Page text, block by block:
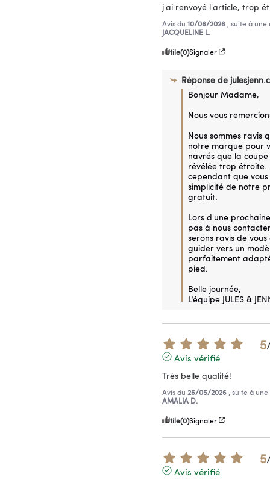
j'ai renvoyé l'article, trop
Avis du 10/06/2026 , suite à
JACQUELINE L.
Utile(0)Signaler
Réponse de
Bonjour Madame,
Nous vous
Nous sommes ravis
notre marque pour
navrés que la
révélée trop étroite.
cependant que
simplicité de notre
gratuit.
Lors d'une
pas à nous
serons ravis de
guider vers un
parfaitement
pied.
Belle journée,
L’équipe JULES &
5
Avis vérifié
Très belle qualité!
Avis du 26/05/2026 , suite à
AMALIA D.
Utile(0)Signaler
5
Avis vérifié